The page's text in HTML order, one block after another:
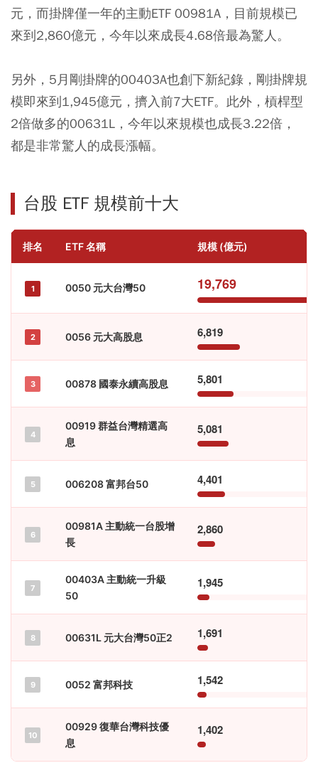
元，而掛牌僅一年的主動ETF 00981A ，目前規模已
來到2,860億元，今年以來成長4.68倍最為驚人。
另外，5月剛掛牌的00403A也創下新紀錄，剛掛牌規
模即來到1,945億元，擠入前7大ETF。此外，槓桿型
2倍做多的00631L ，今年以來規模也成長3.22倍，
都是非常驚人的成長漲幅。
台股 ETF 規模前十大
排名 ETF 名稱 規模 (億元)
1 0050 元大台灣50 19,769
2 0056 元大高股息 6,819
3 00878 國泰永續高股息 5,801
4
00919 群益台灣精選高
息
5,081
5 006208 富邦台50 4,401
6
00981A 主動統一台股增
長
2,860
7
00403A 主動統一升級
50
1,945
8 00631L 元大台灣50正2 1,691
9 0052 富邦科技 1,542
10
00929 復華台灣科技優
息
1,402